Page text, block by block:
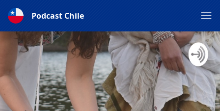
Podcast Chile